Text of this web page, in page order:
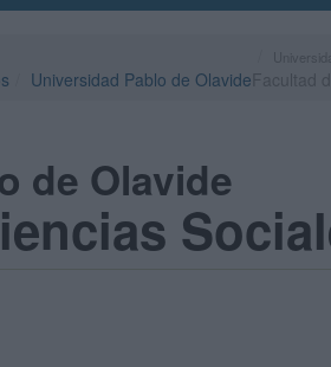
Universidad Pablo de Olavide
de Olavide